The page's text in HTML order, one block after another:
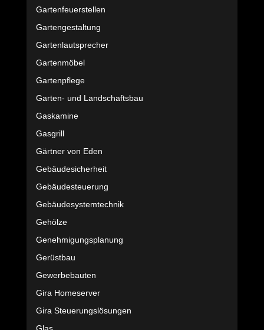
Gartenfeuerstellen
Gartengestaltung
Gartenlautsprecher
Gartenmöbel
Gartenpflege
Garten- und Landschaftsbau
Gaskamine
Gasgrill
Gärtner von Eden
Gebäudesicherheit
Gebäudesteuerung
Gebäudesystemtechnik
Gehölze
Genehmigungsplanung
Gerüstbau
Gewerbebauten
Gira Homeserver
Gira Steuerungslösungen